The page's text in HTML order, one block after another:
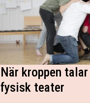
När kroppen
fysisk teater